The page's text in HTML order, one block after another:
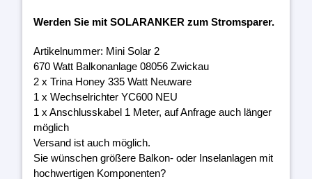
Werden Sie mit SOLARANKER zum Stromsparer.
Artikelnummer: Mini Solar 2
670 Watt Balkonanlage 08056 Zwickau
2 x Trina Honey 335 Watt Neuware
1 x Wechselrichter YC600 NEU
1 x Anschlusskabel 1 Meter, auf Anfrage auch länger
möglich
Versand ist auch möglich.
Sie wünschen größere Balkon- oder Inselanlagen mit
hochwertigen Komponenten?